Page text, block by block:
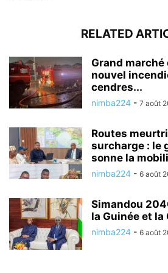
RELATED
Grand marché
nouvel
cendres...
nimba224 - 7 août
Routes
surcharge : le
sonne la
nimba224 - 6 août
Simandou
la Guinée et la
nimba224 - 6 août